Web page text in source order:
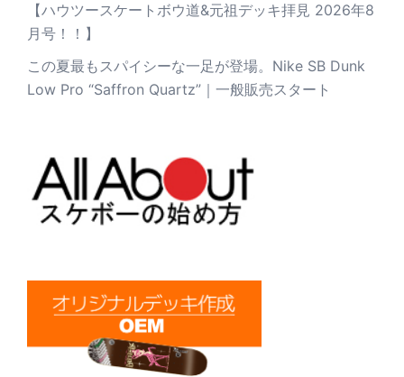
【ハウツースケートボウ道&元祖デッキ拝見 2026年8
月号！！】
この夏最もスパイシーな一足が登場。Nike SB Dunk
Low Pro “Saffron Quartz”｜一般販売スタート